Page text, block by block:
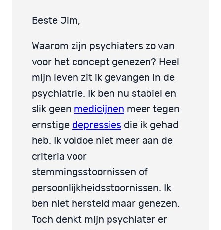
Beste Jim,
Waarom zijn psychiaters zo van
voor het concept genezen? Heel
mijn leven zit ik gevangen in de
psychiatrie. Ik ben nu stabiel en
slik geen medicijnen meer tegen
ernstige depressies die ik gehad
heb. Ik voldoe niet meer aan de
criteria voor
stemmingsstoornissen of
persoonlijkheidsstoornissen. Ik
ben niet hersteld maar genezen.
Toch denkt mijn psychiater er